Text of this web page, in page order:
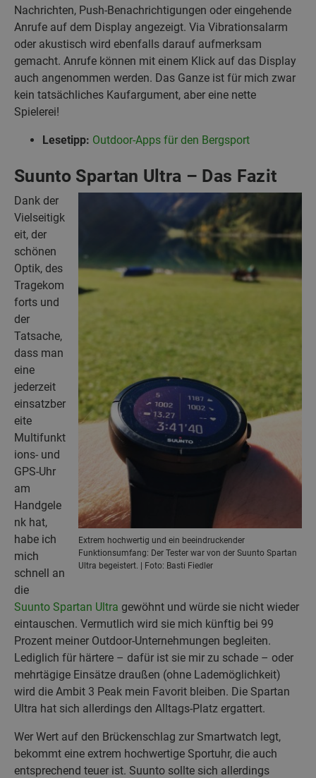
Nachrichten, Push-Benachrichtigungen oder eingehende
Anrufe auf dem Display angezeigt. Via Vibrationsalarm
oder akustisch wird ebenfalls darauf aufmerksam
gemacht. Anrufe können mit einem Klick auf das Display
auch angenommen werden. Das Ganze ist für mich zwar
kein tatsächliches Kaufargument, aber eine nette
Spielerei!
Lesetipp: Outdoor-Apps für den Bergsport
Suunto Spartan Ultra – Das Fazit
Extrem hochwertig und ein beeindruckender
Funktionsumfang: Der Tester war von der Suunto Spartan
Ultra begeistert. | Foto: Basti Fiedler
Dank der
Vielseitigk
eit, der
schönen
Optik, des
Tragekom
forts und
der
Tatsache,
dass man
eine
jederzeit
einsatzber
eite
Multifunkt
ions- und
GPS-Uhr
am
Handgele
nk hat,
habe ich
mich
schnell an
die
Suunto Spartan Ultra gewöhnt und würde sie nicht wieder
eintauschen. Vermutlich wird sie mich künftig bei 99
Prozent meiner Outdoor-Unternehmungen begleiten.
Lediglich für härtere – dafür ist sie mir zu schade – oder
mehrtägige Einsätze draußen (ohne Lademöglichkeit)
wird die Ambit 3 Peak mein Favorit bleiben. Die Spartan
Ultra hat sich allerdings den Alltags-Platz ergattert.
Wer Wert auf den Brückenschlag zur Smartwatch legt,
bekommt eine extrem hochwertige Sportuhr, die auch
entsprechend teuer ist. Suunto sollte sich allerdings